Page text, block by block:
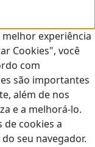
experiência
Cookies", você
com
são importantes
além de nos
e a melhorá-lo.
de cookies a
seu navegador.